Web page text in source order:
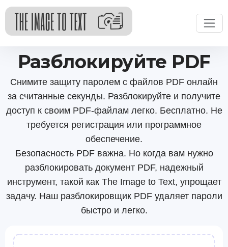
Разблокируйте PDF
Снимите защиту паролем с файлов PDF онлайн
за считанные секунды. Разблокируйте и получите
доступ к своим PDF-файлам легко. Бесплатно. Не
требуется регистрация или программное
обеспечение.
Безопасность PDF важна. Но когда вам нужно
разблокировать документ PDF, надежный
инструмент, такой как The Image to Text, упрощает
задачу. Наш разблокировщик PDF удаляет пароли
быстро и легко.